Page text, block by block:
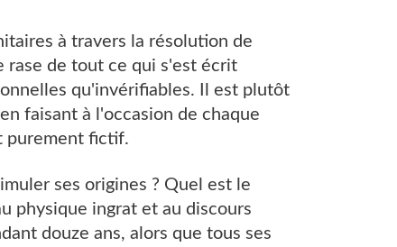
à travers la résolution de
rase de tout ce qui s'est écrit
qu'invérifiables. Il est plutôt
faisant à l'occasion de chaque
purement fictif.
ses origines ? Quel est le
physique ingrat et au discours
douze ans, alors que tous ses